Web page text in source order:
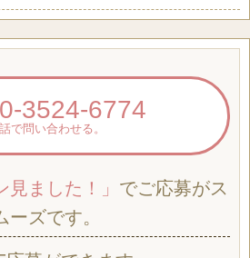
3524-6774
で問い合わせる。
見ました！」 でご応募がス
ーズです。